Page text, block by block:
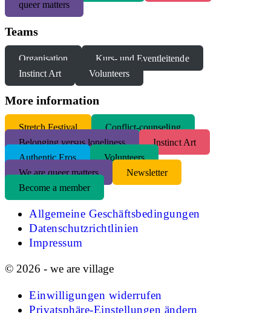
queer matters
Teams
Organisation
Kurs- und Eventleitende
Instinct Art
Volunteers
More information
Stretch Festival
Conflict-counseling
Belonging versus loneliness
Instinct Art
Authentic Eros
Volunteers
We are queer matters
Newsletter
Become a member
Allgemeine Geschäftsbedingungen
Datenschutzrichtlinien
Impressum
© 2026 - we are village
Einwilligungen widerrufen
Privatsphäre-Einstellungen ändern